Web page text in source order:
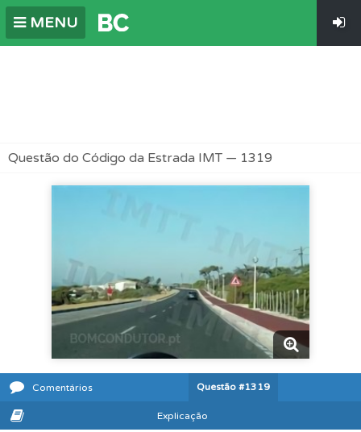
MENU
Questão do Código da Estrada IMT — 1319
Comentários Questão #1319
Explicação